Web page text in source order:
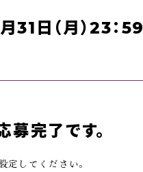
日（月）23：59
完了です。
定してください。